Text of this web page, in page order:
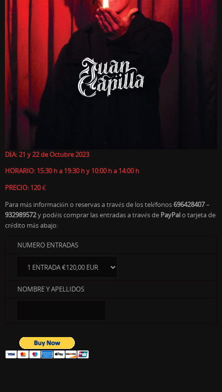
DÍA: 21 y 22 de Octubre 2023
HORARIO: 15:30 h a 19:30 h y 10:00 h a 14:00 h
PRECIO: 120€
Para más información o reservas a través de los teléfonos696428407–
932989572y podéis comprar las entradas a través de PayPalo tarjeta de
crédito más abajo:
NUMERO ENTRADAS
NOMBRE Y APELLIDOS